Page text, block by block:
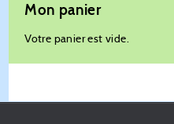
Mon panier
Votre panier est vide.